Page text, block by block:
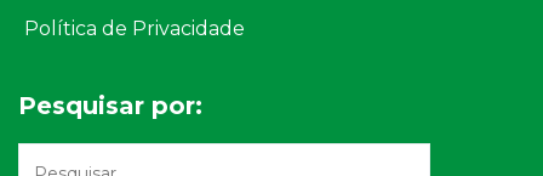
Política de Privacidade
Pesquisar por: